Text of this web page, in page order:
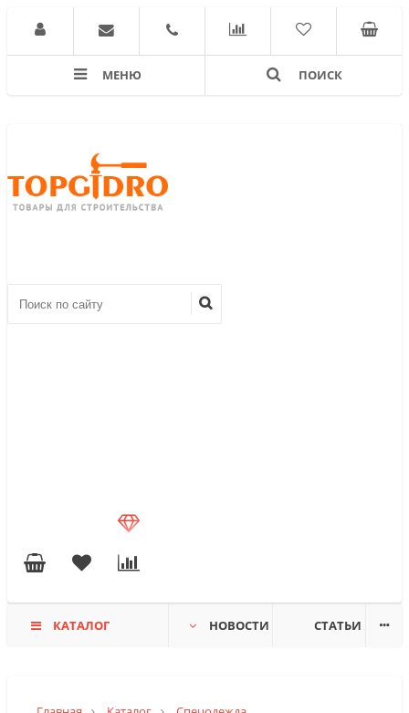
МЕНЮ ПОИСК
КАТАЛОГ НОВОСТИ СТАТЬИ